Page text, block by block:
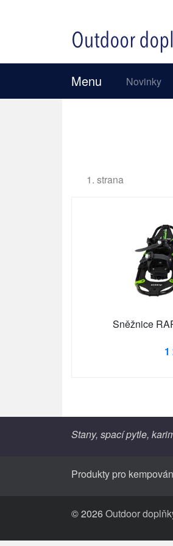
Menu Novinky
1. strana
Sněžnice
1
Stany, spací pytle,
Produkty pro
© 2026Outdoor